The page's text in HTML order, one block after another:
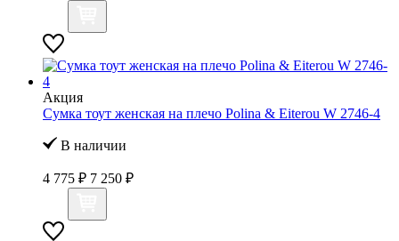
Акция
Сумка тоут женская на плечо Polina & Eiterou W 2746-4
В наличии
4 775 ₽ 7 250 ₽